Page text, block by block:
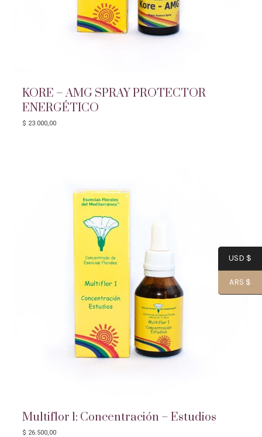
KORE – AMG SPRAY PROTECTOR
ENERGÉTICO
$ 23.000,00
Multiflor 1: Concentración – Estudios
$ 26.500,00
USD $
ARS $